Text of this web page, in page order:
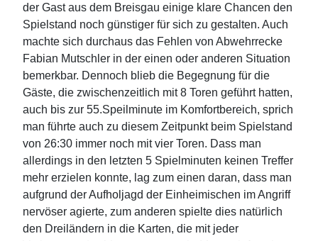
der Gast aus dem Breisgau einige klare Chancen den
Spielstand noch günstiger für sich zu gestalten. Auch
machte sich durchaus das Fehlen von Abwehrrecke
Fabian Mutschler in der einen oder anderen Situation
bemerkbar. Dennoch blieb die Begegnung für die
Gäste, die zwischenzeitlich mit 8 Toren geführt hatten,
auch bis zur 55.Speilminute im Komfortbereich, sprich
man führte auch zu diesem Zeitpunkt beim Spielstand
von 26:30 immer noch mit vier Toren. Dass man
allerdings in den letzten 5 Spielminuten keinen Treffer
mehr erzielen konnte, lag zum einen daran, dass man
aufgrund der Aufholjagd der Einheimischen im Angriff
nervöser agierte, zum anderen spielte dies natürlich
den Dreiländern in die Karten, die mit jeder